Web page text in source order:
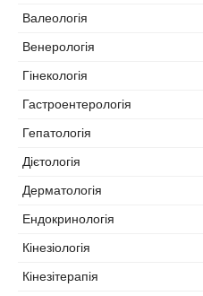
Валеологія
Венерологія
Гінекологія
Гастроентерологія
Гепатологія
Дієтологія
Дерматологія
Ендокринологія
Кінезіологія
Кінезітерапія